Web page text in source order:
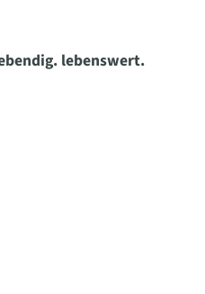
lebenswert.